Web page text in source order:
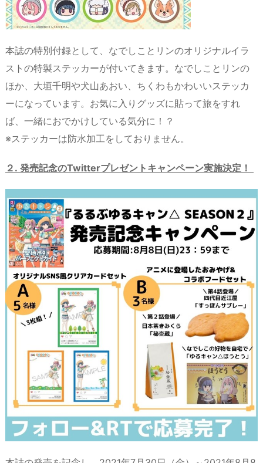
本誌の特別付録として、なでしことリンのオリジナルイラ
ストの特製ステッカーが付いてきます。なでしことリンの
ほか、大垣千明や犬山あおい、ちくわもかわいいステッカ
ーになっています。お気に入りグッズに貼って旅をすれ
ば、一緒におでかけしている気分に！？
※ステッカーは防水加工をしておりません。
２. 発売記念のTwitterプレゼントキャンペーン実施決定！